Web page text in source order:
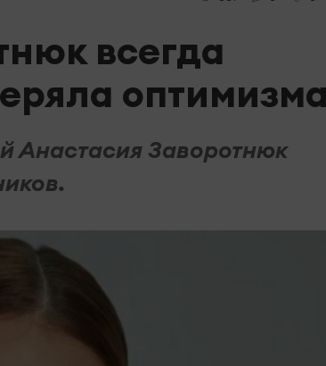
всегда
оптимизма
Анастасия Заворотнюк